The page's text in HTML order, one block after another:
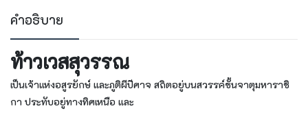
คำอธิบาย
ท้าวเวสสุวรรณ
เป็นเจ้าแห่งอสูรยักษ์ และภูติผีปีศาจ สถิตอยู่บนสวรรค์ชั้นจาตุมหาราชิ
กา ประทับอยู่ทางทิศเหนือ และ